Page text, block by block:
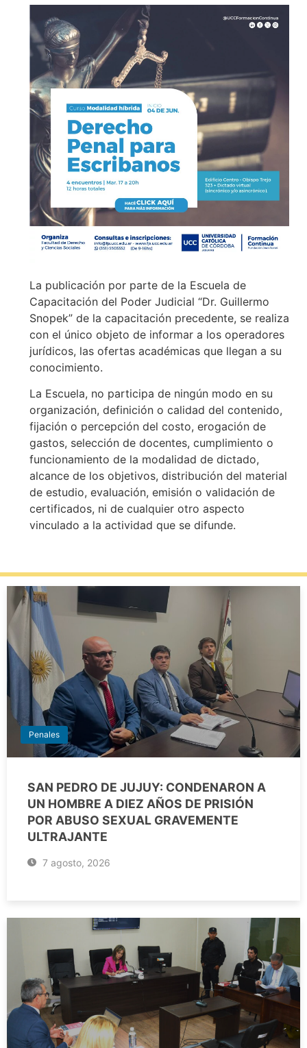
La publicación por parte de la Escuela de
Capacitación del Poder Judicial “Dr. Guillermo
Snopek” de la capacitación precedente, se realiza
con el único objeto de informar a los operadores
jurídicos, las ofertas académicas que llegan a su
conocimiento.
La Escuela, no participa de ningún modo en su
organización, definición o calidad del contenido,
fijación o percepción del costo, erogación de
gastos, selección de docentes, cumplimiento o
funcionamiento de la modalidad de dictado,
alcance de los objetivos, distribución del material
de estudio, evaluación, emisión o validación de
certificados, ni de cualquier otro aspecto
vinculado a la actividad que se difunde.
Penales
SAN PEDRO DE JUJUY: CONDENARON A
UN HOMBRE A DIEZ AÑOS DE PRISIÓN
POR ABUSO SEXUAL GRAVEMENTE
ULTRAJANTE
7 agosto, 2026